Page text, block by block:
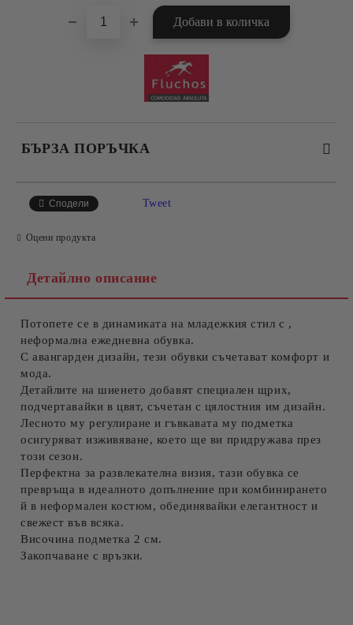
БЪРЗА ПОРЪЧКА
Съгласен съм с Политиката за лични данни
Ние ще се свържем с вас в рамките на работния ден.
Сподели Tweet
Оцени продукта
Детайлно описание
Потопете се в динамиката на младежкия стил с ,
неформална ежедневна обувка.
С авангарден дизайн, тези обувки съчетават комфорт и
мода.
Детайлите на шиенето добавят специален щрих,
подчертавайки в цвят, съчетан с цялостния им дизайн.
Лесното му регулиране и гъвкавата му подметка
осигуряват изживяване, което ще ви придружава през
този сезон.
Перфектна за развлекателна визия, тази обувка се
превръща в идеалното допълнение при комбинирането
й в неформален костюм, обединявайки елегантност и
свежест във всяка.
Височина подметка 2 см.
Закопчаване с връзки.